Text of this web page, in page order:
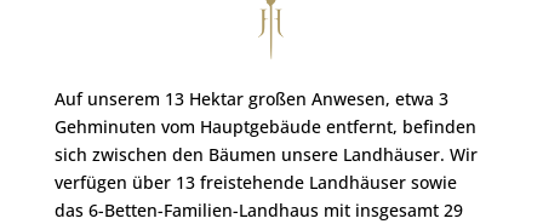
Auf unserem 13 Hektar großen Anwesen, etwa 3
Gehminuten vom Hauptgebäude entfernt, befinden
sich zwischen den Bäumen unsere Landhäuser. Wir
verfügen über 13 freistehende Landhäuser sowie
das 6-Betten-Familien-Landhaus mit insgesamt 29